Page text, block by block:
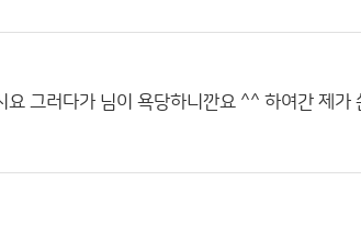
그러다가 님이 욕당하니깐요 ^^ 하여간 제가